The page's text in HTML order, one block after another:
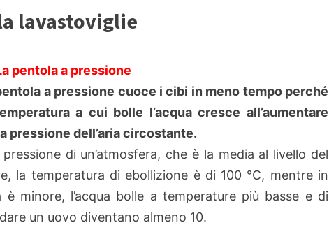
lavastoviglie
pentola a pressione
a pressione cuoce i cibi in meno tempo perché
a cui bolle l’acqua cresce all’aumentare
pressione dell’aria circostante.
pressione di un’atmosfera, che è la media al livello del
la temperatura di ebollizione è di 100 °C, mentre in
è minore, l’acqua bolle a temperature più basse e di
un uovo diventano almeno 10.